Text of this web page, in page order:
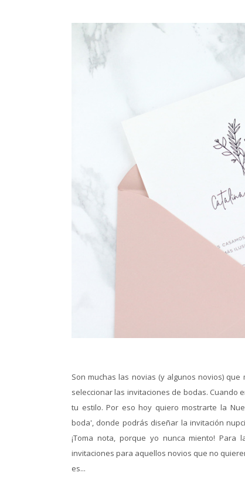
Son muchas las novias (y algunos novios)
seleccionar las invitaciones de bodas.
tu estilo. Por eso hoy quiero mostrarte la
boda', donde podrás diseñar la invitación
¡Toma nota, porque yo nunca miento!
invitaciones para aquellos novios que no
es...